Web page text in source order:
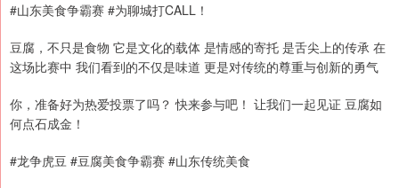
#山东美食争霸赛 #为聊城打CALL！
豆腐，不只是食物 它是文化的载体 是情感的寄托 是舌尖上的传承 在
这场比赛中 我们看到的不仅是味道 更是对传统的尊重与创新的勇气
你，准备好为热爱投票了吗？ 快来参与吧！ 让我们一起见证 豆腐如
何点石成金！
#龙争虎豆 #豆腐美食争霸赛 #山东传统美食